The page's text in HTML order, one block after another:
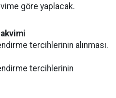
göre yaplacak.
tercihlerinin alınması.
tercihlerinin